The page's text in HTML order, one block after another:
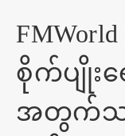
FMWorld
စိုက်ပျိုး
အတွက်သ